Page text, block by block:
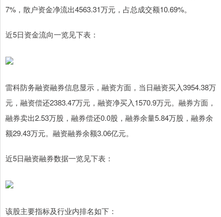
7%，散户资金净流出4563.31万元，占总成交额10.69%。
近5日资金流向一览见下表：
雷科防务融资融券信息显示，融资方面，当日融资买入3954.38万
元，融资偿还2383.47万元，融资净买入1570.9万元。融券方面，
融券卖出2.53万股，融券偿还0.0股，融券余量5.84万股，融券余
额29.43万元。融资融券余额3.06亿元。
近5日融资融券数据一览见下表：
该股主要指标及行业内排名如下：